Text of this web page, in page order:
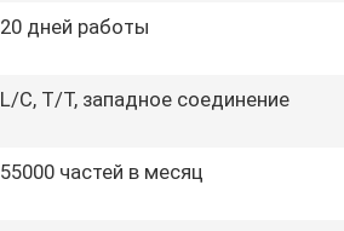
20 дней работы
L/C, T/T, западное соединение
55000 частей в месяц